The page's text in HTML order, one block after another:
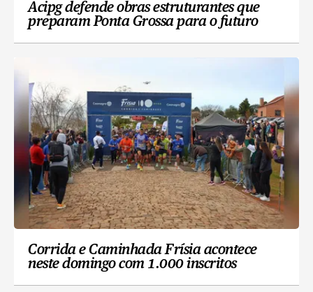
Acipg defende obras estruturantes que
preparam Ponta Grossa para o futuro
Corrida e Caminhada Frísia acontece
neste domingo com 1.000 inscritos